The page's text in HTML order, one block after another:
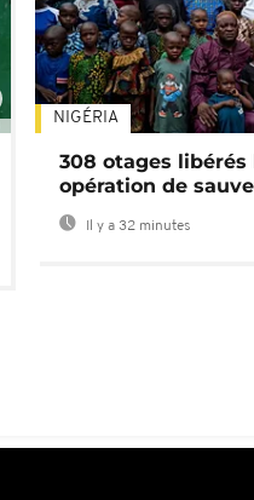
NIGÉRIA
308 otages libérés
opération de
Il y a 32 minutes